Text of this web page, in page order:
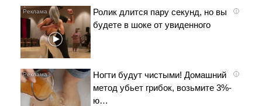
i
Ролик длится пару секунд, но вы
будете в шоке от увиденного
i
Ногти будут чистыми! Домашний
метод убьет грибок, возьмите 3%-
ю…